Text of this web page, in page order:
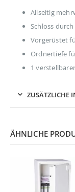
Allseitig
Schloss
Vorgerüstet
Ordnertiefe
1
ZUSÄTZLICHE
ÄHNLICHE